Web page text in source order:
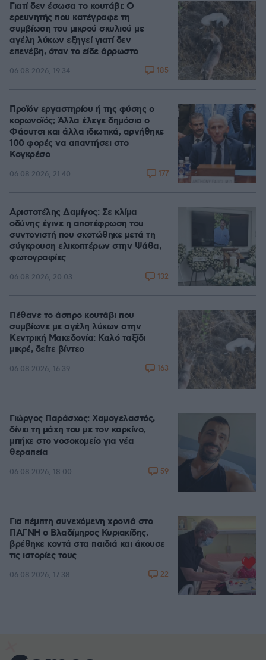
Γιατί δεν έσωσα το κουτάβι: Ο
ερευνητής που κατέγραφε τη
συμβίωση του μικρού σκυλιού με
αγέλη λύκων εξηγεί γιατί δεν
επενέβη, όταν το είδε άρρωστο
06.08.2026, 19:34 185
Προϊόν εργαστηρίου ή της φύσης ο
κορωνοϊός; Άλλα έλεγε δημόσια ο
Φάουτσι και άλλα ιδιωτικά, αρνήθηκε
100 φορές να απαντήσει στο
Κογκρέσο
06.08.2026, 21:40 177
Αριστοτέλης Δαμίγος: Σε κλίμα
οδύνης έγινε η αποτέφρωση του
συντονιστή που σκοτώθηκε μετά τη
σύγκρουση ελικοπτέρων στην Ψάθα,
φωτογραφίες
06.08.2026, 20:03 132
Πέθανε το άσπρο κουτάβι που
συμβίωνε με αγέλη λύκων στην
Κεντρική Μακεδονία: Καλό ταξίδι
μικρέ, δείτε βίντεο
06.08.2026, 16:39 163
Γιώργος Παράσχος: Χαμογελαστός,
δίνει τη μάχη του με τον καρκίνο,
μπήκε στο νοσοκομείο για νέα
θεραπεία
06.08.2026, 18:00 59
Για πέμπτη συνεχόμενη χρονιά στο
ΠΑΓΝΗ ο Βλαδίμηρος Κυριακίδης,
βρέθηκε κοντά στα παιδιά και άκουσε
τις ιστορίες τους
06.08.2026, 17:38 22